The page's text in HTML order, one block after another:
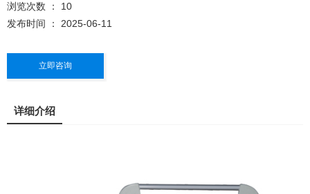
浏览次数 ： 10
发布时间 ： 2025-06-11
立即咨询
详细介绍